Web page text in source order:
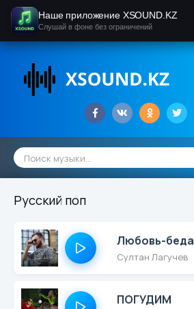
Русский поп
Любовь-беда
Султан Лагучев
ПОГУДИМ
Наше приложение XSOUND.KZ
Слушай в фоне без ограничений